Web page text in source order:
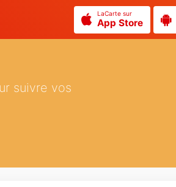
LaCarte sur
App Store
suivre vos